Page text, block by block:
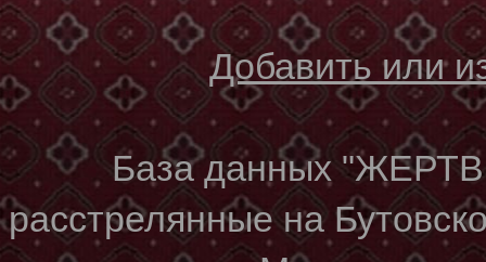
Добавить или
База данных
расстрелянные на